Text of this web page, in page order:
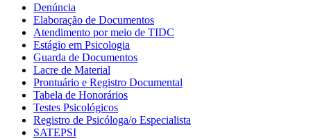
Denúncia
Elaboração de Documentos
Atendimento por meio de TIDC
Estágio em Psicologia
Guarda de Documentos
Lacre de Material
Prontuário e Registro Documental
Tabela de Honorários
Testes Psicológicos
Registro de Psicóloga/o Especialista
SATEPSI